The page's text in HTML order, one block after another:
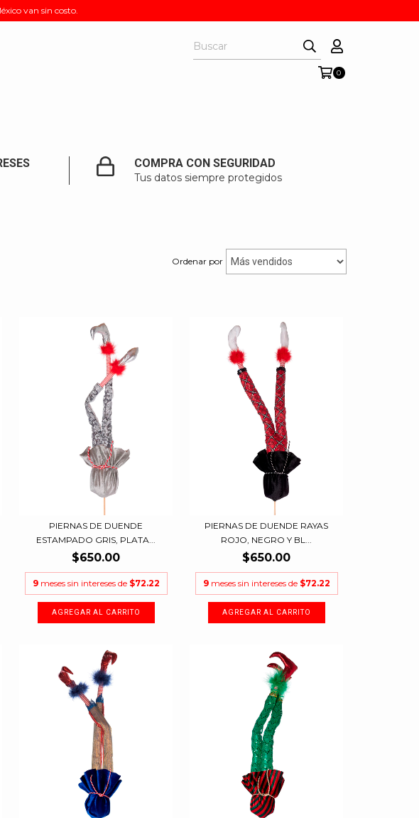
van sin costo.
0
COMPRA CON SEGURIDAD
Tus datos siempre protegidos
Ordenar por
PIERNAS DE DUENDE
ESTAMPADO GRIS, PLATA...
$650.00
9 meses sin intereses de $72.22
PIERNAS DE DUENDE RAYAS
ROJO, NEGRO Y BL...
$650.00
9 meses sin intereses de $72.22